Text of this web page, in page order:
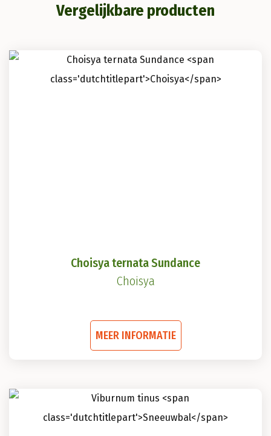
Vergelijkbare producten
Choisya ternata Sundance
Choisya
MEER INFORMATIE
product
Deze